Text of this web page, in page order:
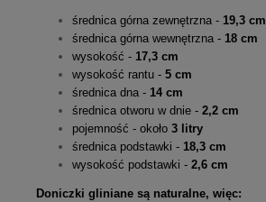
średnica górna zewnętrzna - 19,3 cm
średnica górna wewnętrzna - 18 cm
wysokość - 17,3 cm
wysokość rantu - 5 cm
średnica dna - 14 cm
średnica otworu w dnie - 2,2 cm
pojemność - około 3 litry
średnica podstawki - 18,3 cm
wysokość podstawki - 2,6 cm
Doniczki gliniane są naturalne, więc: